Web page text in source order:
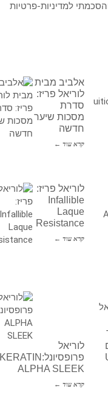
למדיניות-פרטיות
אלביב מבית
לוריאל פריז:
סדרת
מסכות שיער
חדשה
קרא עוד ←
לוריאל פריז:
Infallible
Laque
Resistance
קרא עוד ←
לוריאל
פרופסיונל:KERATIN
ALPHA SLEEK
קרא עוד ←